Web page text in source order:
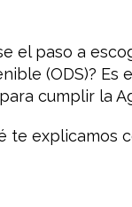
el paso a
(ODS)? Es
cumplir la
te explicamos